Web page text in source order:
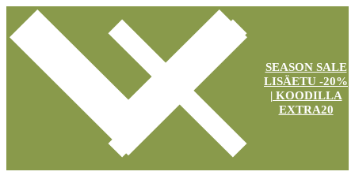
SEASON SALE
LISÄETU -20%
| KOODILLA
EXTRA20